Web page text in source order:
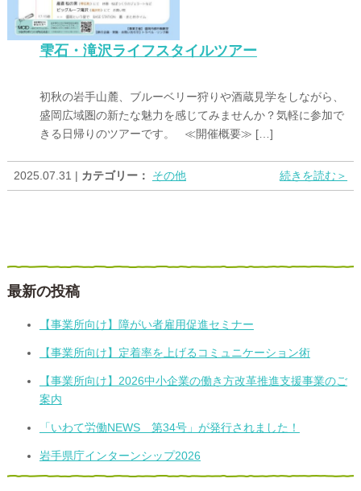
雫石・滝沢ライフスタイルツアー
初秋の岩手山麓、ブルーベリー狩りや酒蔵見学をしながら、
盛岡広域圏の新たな魅力を感じてみませんか？気軽に参加で
きる日帰りのツアーです。 ≪開催概要≫ […]
2025.07.31 | カテゴリー： その他 続きを読む＞
最新の投稿
【事業所向け】障がい者雇用促進セミナー
【事業所向け】定着率を上げるコミュニケーション術
【事業所向け】2026中小企業の働き方改革推進支援事業のご
案内
「いわて労働NEWS 第34号」が発行されました！
岩手県庁インターンシップ2026